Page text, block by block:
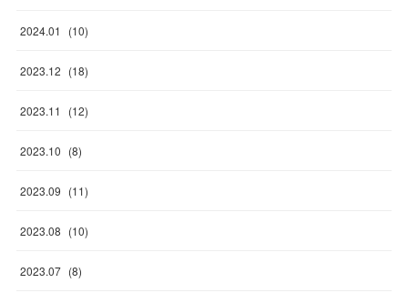
2024.01 (10)
2023.12 (18)
2023.11 (12)
2023.10 (8)
2023.09 (11)
2023.08 (10)
2023.07 (8)